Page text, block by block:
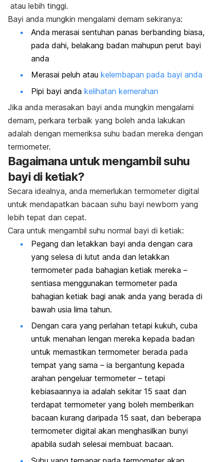
atau lebih tinggi.
Bayi anda mungkin mengalami demam sekiranya:
Anda merasai sentuhan panas berbanding biasa,
pada dahi, belakang badan mahupun perut bayi
anda
Merasai peluh atau kelembapan pada bayi anda
Pipi bayi anda kelihatan kemerahan
Jika anda merasakan bayi anda mungkin mengalami
demam, perkara terbaik yang boleh anda lakukan
adalah dengan memeriksa suhu badan mereka dengan
termometer.
Bagaimana untuk mengambil suhu
bayi di ketiak?
Secara idealnya, anda memerlukan termometer digital
untuk mendapatkan bacaan suhu bayi newborn yang
lebih tepat dan cepat.
Cara untuk mengambil suhu normal bayi di ketiak:
Pegang dan letakkan bayi anda dengan cara
yang selesa di lutut anda dan letakkan
termometer pada bahagian ketiak mereka –
sentiasa menggunakan termometer pada
bahagian ketiak bagi anak anda yang berada di
bawah usia lima tahun.
Dengan cara yang perlahan tetapi kukuh, cuba
untuk menahan lengan mereka kepada badan
untuk memastikan termometer berada pada
tempat yang sama – ia bergantung kepada
arahan pengeluar termometer – tetapi
kebiasaannya ia adalah sekitar 15 saat dan
terdapat termometer yang boleh memberikan
bacaan kurang daripada 15 saat, dan beberapa
termometer digital akan menghasilkan bunyi
apabila sudah selesai membuat bacaan.